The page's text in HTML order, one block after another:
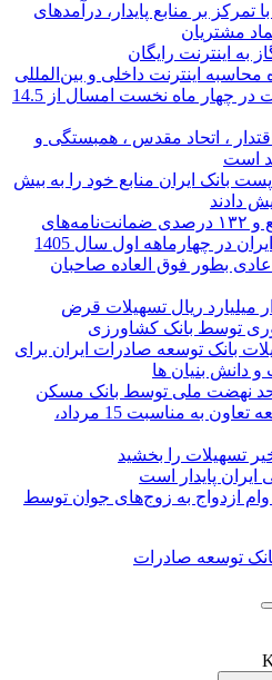
تمرکز بر منابع پایدار، درآمدهای
مشتریان
به اینترنت رایگان
اینترنت داخلی و بین‌المللی
حق بیمه تولیدی بیمه ملت در چهار ماه نخست امسال از 14.5
، اتحاد مقدس ، همبستگی و
است
پست بانک ایران منابع خود را به بیش
افزایش ۷۰ درصدی منابع و ۱۳۲ درصدی ضمانت‌نامه‌های
در چهارماهه اول سال 1405
بطور فوق العاده صاحبان
افزون بر 32 هزار میلیارد ریال تسهیلات قرض
توسط بانک کشاورزی
تسهیلات بانک توسعه صادرات ایران برای
دانش بنیان ها
پیام مدیرعامل بانک توسعه تعاون به مناسبت 15 مرداد،
تسهیلات را بخشید
پایدار است
از ۸ همت وام ازدواج به زوج‌های جوان توسط